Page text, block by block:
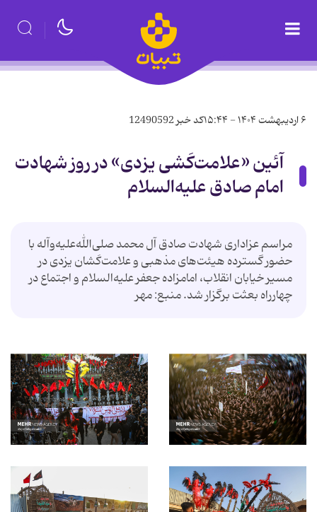
۶ اردیبهشت ۱۴۰۴ - ۱۵:۴۴ کد خبر 12490592
آئین «علامت‌کَشی یزدی» در روز شهادت
امام صادق علیه‌السلام
مراسم عزاداری شهادت صادق آل محمد صلی‌الله‌علیه‌وآله با
حضور گسترده هیئت‌های مذهبی و علامت‌کَشان یزدی در
مسیر خیابان انقلاب، امامزاده جعفر علیه‌السلام و اجتماع در
چهارراه بعثت برگزار شد. منبع: مهر